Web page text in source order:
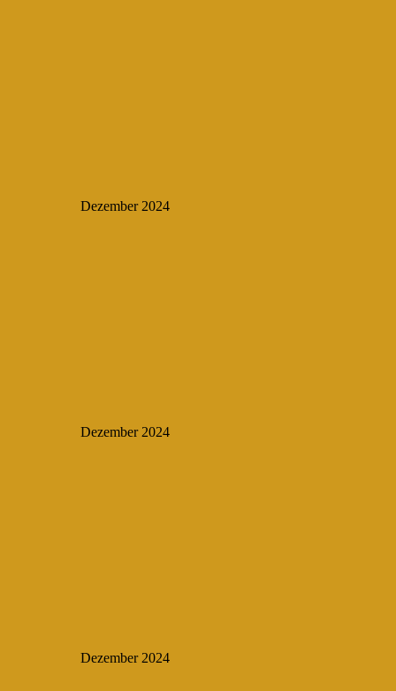
Dezember 2024
Dezember 2024
Dezember 2024